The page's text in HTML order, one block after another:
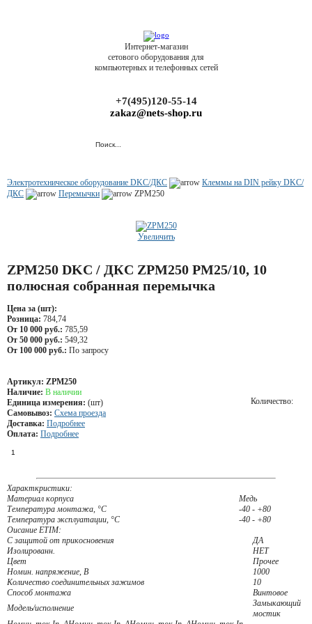
Интернет-магазин
сетового оборудования для
компьютерных и телефонных сетей
+7(495)120-55-14
zakaz@nets-shop.ru
Электротехническое оборудование DKC/ДКС
Клеммы на DIN рейку DKC/
ДКС
Перемычки ZPM250
Увеличить
ZPM250 DKC / ДКС ZPM250 PM25/10, 10
полюсная собранная перемычка
Цена за (шт):
Розница: 784,74
От 10 000 руб.: 785,59
От 50 000 руб.: 549,32
От 100 000 руб.: По запросу
Артикул: ZPM250
Наличие: В наличии
Единица измерения: (шт)
Самовывоз: Схема проезда
Доставка: Подробнее
Оплата: Подробнее
Количество:
Характкристики:
Материал корпуса
Медь
Температура монтажа, °С
-40 - +80
Температура эксплуатации, °С
-40 - +80
Оисание ETIM:
С защитой от прикосновения
ДА
Изолированн.
НЕТ
Цвет
Прочее
Номин. напряжение, В
1000
Количество соединительных зажимов
10
Способ монтажа
Винтовое
Модель/исполнение
Замыкающий
мостик